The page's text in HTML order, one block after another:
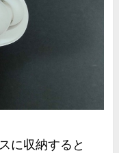
に収納すると